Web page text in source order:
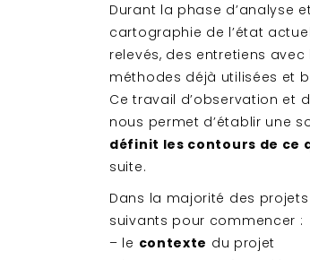
Durant la phase d’analyse
cartographie de l’état
relevés, des entretiens
méthodes déjà utilisées et
Ce travail d’observation et
nous permet d’établir une
définit les contours de ce
suite.
Dans la majorité des
suivants pour commencer :
– le contexte du projet